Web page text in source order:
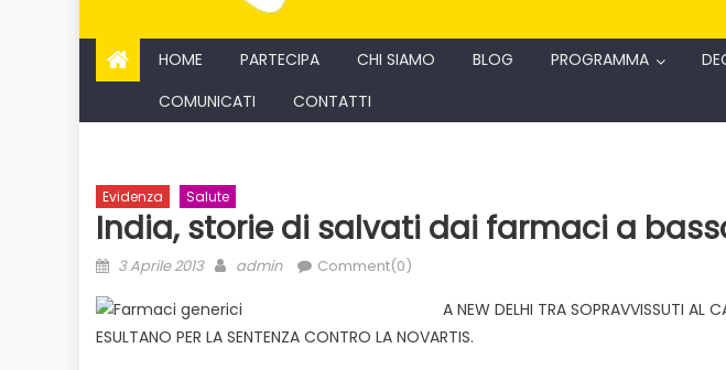
HOME PARTECIPA CHI SIAMO BLOG PROGRAMMA
COMUNICATI
CONTATTI
Evidenza Salute
India, storie di salvati dai farmaci a
Posted
3 Aprile 2013 Author
admin Comment(0)
A NEW DELHI TRA SOPRAVVISSUTI AL
ESULTANO PER LA SENTENZA CONTRO LA NOVARTIS.